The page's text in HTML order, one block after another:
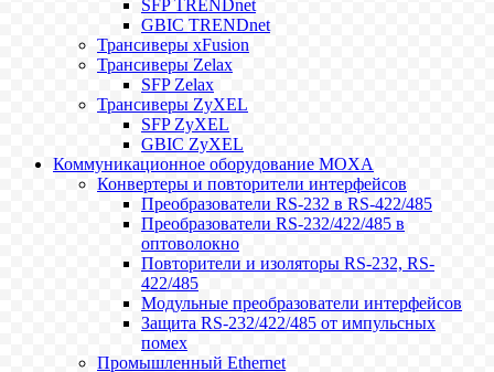
SFP TRENDnet
GBIC TRENDnet
Трансиверы xFusion
Трансиверы Zelax
SFP Zelax
Трансиверы ZyXEL
SFP ZyXEL
GBIC ZyXEL
Коммуникационное оборудование MOXA
Конвертеры и повторители интерфейсов
Преобразователи RS-232 в RS-422/485
Преобразователи RS-232/422/485 в
оптоволокно
Повторители и изоляторы RS-232, RS-
422/485
Модульные преобразователи интерфейсов
Защита RS-232/422/485 от импульсных
помех
Промышленный Ethernet